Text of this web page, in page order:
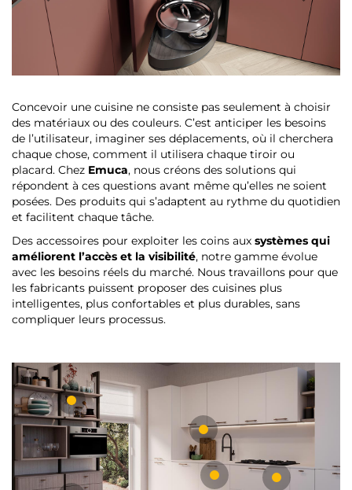
Concevoir une cuisine ne consiste pas seulement à choisir
des matériaux ou des couleurs. C’est anticiper les besoins
de l’utilisateur, imaginer ses déplacements, où il cherchera
chaque chose, comment il utilisera chaque tiroir ou
placard. Chez Emuca, nous créons des solutions qui
répondent à ces questions avant même qu’elles ne soient
posées. Des produits qui s’adaptent au rythme du quotidien
et facilitent chaque tâche.
Des accessoires pour exploiter les coins aux systèmes qui
améliorent l’accès et la visibilité, notre gamme évolue
avec les besoins réels du marché. Nous travaillons pour que
les fabricants puissent proposer des cuisines plus
intelligentes, plus confortables et plus durables, sans
compliquer leurs processus.